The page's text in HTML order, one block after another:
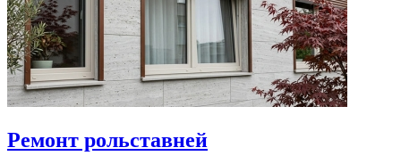
Ремонт рольставней